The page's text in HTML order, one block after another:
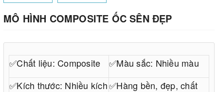
MÔ HÌNH COMPOSITE ỐC SÊN ĐẸP
✅Chất liệu: Composite
✅Màu sắc: Nhiều màu
✅Kích thước: Nhiều kích✅Hàng bền, đẹp, chất